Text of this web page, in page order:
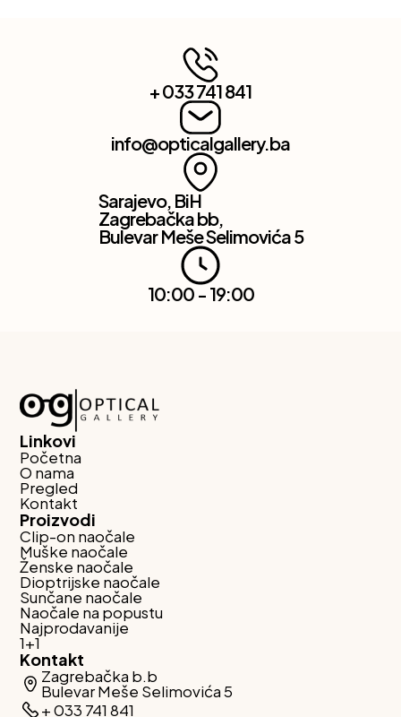
+ 033 741 841
info@opticalgallery.ba
Sarajevo, BiH
Zagrebačka bb,
Bulevar Meše Selimovića 5
10:00 - 19:00
Linkovi
Početna
O nama
Pregled
Kontakt
Proizvodi
Clip-on naočale
Muške naočale
Ženske naočale
Dioptrijske naočale
Sunčane naočale
Naočale na popustu
Najprodavanije
1+1
Kontakt
Zagrebačka b.b
Bulevar Meše Selimovića 5
+ 033 741 841